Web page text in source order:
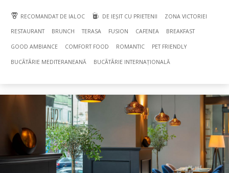
RECOMANDAT DE IALOC DE IEȘIT CU PRIETENII ZONA VICTORIEI
RESTAURANT BRUNCH TERASA FUSION CAFENEA BREAKFAST
GOOD AMBIANCE COMFORT FOOD ROMANTIC PET FRIENDLY
BUCÃTÃRIE MEDITERANEANĂ BUCÃTÃRIE INTERNAȚIONALĂ